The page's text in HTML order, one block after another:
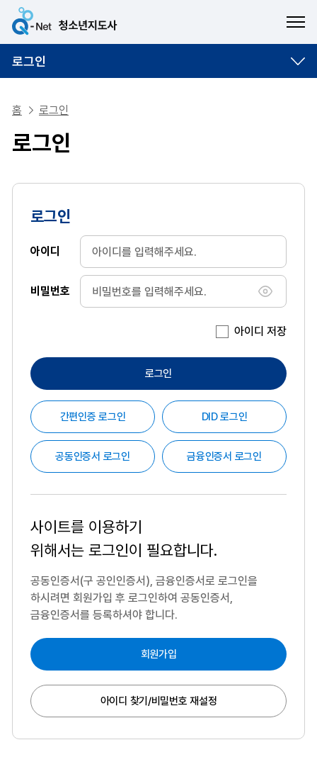
로그인
홈 로그인
로그인
로그인
아이디
비밀번호
비밀번호
아이디 저장
로그인
간편인증 로그인 DID 로그인
공동인증서 로그인 금융인증서 로그인
사이트를 이용하기
위해서는 로그인이 필요합니다.
공동인증서(구 공인인증서), 금융인증서로 로그인을
하시려면 회원가입 후 로그인하여 공동인증서,
금융인증서를 등록하셔야 합니다.
회원가입
아이디 찾기/비밀번호 재설정